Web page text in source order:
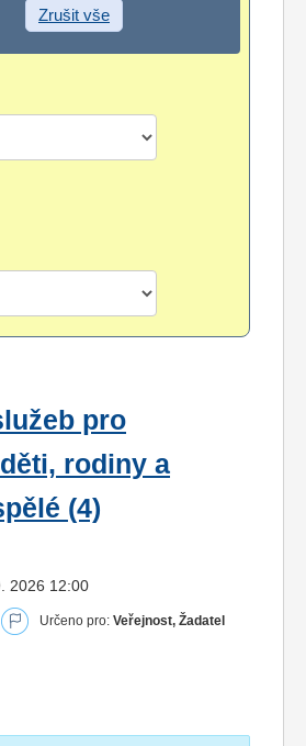
Zrušit vše
pro
rodiny a
(4)
2026 12:00
Určeno pro: Veřejnost, Žadatel